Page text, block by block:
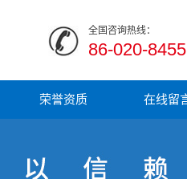
全国咨询热线：
86-020-
荣誉资质 在线留